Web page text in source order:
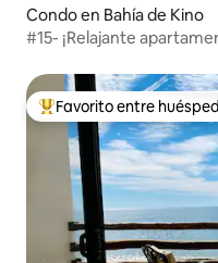
Condo en Bahía de Kino
#15- ¡Relajante
Favorito entre
Favorito entre